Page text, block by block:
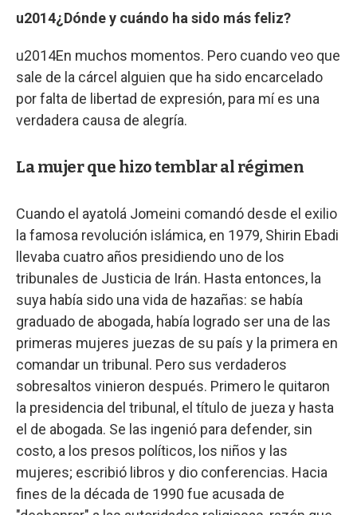
u2014¿Dónde y cuándo ha sido más feliz?
u2014En muchos momentos. Pero cuando veo que
sale de la cárcel alguien que ha sido encarcelado
por falta de libertad de expresión, para mí es una
verdadera causa de alegría.
La mujer que hizo temblar al régimen
Cuando el ayatolá Jomeini comandó desde el exilio
la famosa revolución islámica, en 1979, Shirin Ebadi
llevaba cuatro años presidiendo uno de los
tribunales de Justicia de Irán. Hasta entonces, la
suya había sido una vida de hazañas: se había
graduado de abogada, había logrado ser una de las
primeras mujeres juezas de su país y la primera en
comandar un tribunal. Pero sus verdaderos
sobresaltos vinieron después. Primero le quitaron
la presidencia del tribunal, el título de jueza y hasta
el de abogada. Se las ingenió para defender, sin
costo, a los presos políticos, los niños y las
mujeres; escribió libros y dio conferencias. Hacia
fines de la década de 1990 fue acusada de